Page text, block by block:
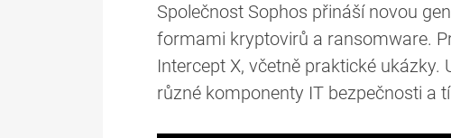
Společnost Sophos přináší novou
formami kryptovirů a ransomware.
Intercept X, včetně praktické ukázky.
různé komponenty IT bezpečnosti a